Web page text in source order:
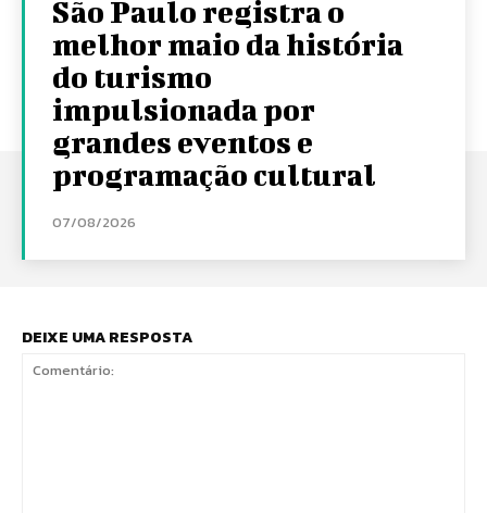
São Paulo registra o
melhor maio da história
do turismo
impulsionada por
grandes eventos e
programação cultural
07/08/2026
DEIXE UMA RESPOSTA